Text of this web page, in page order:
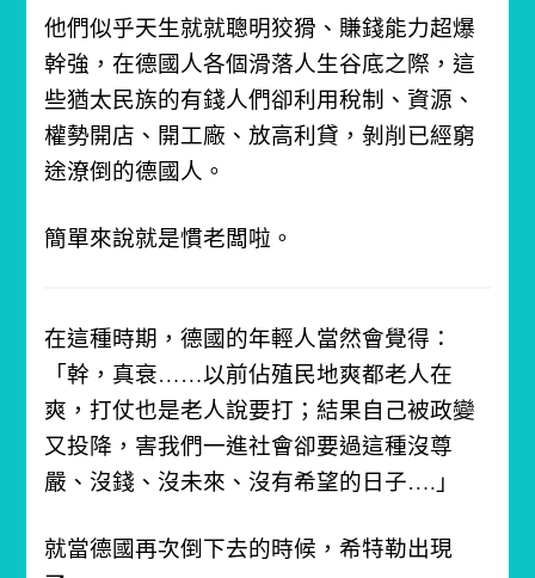
他們似乎天生就就聰明狡猾、賺錢能力超爆
幹強，在德國人各個滑落人生谷底之際，這
些猶太民族的有錢人們卻利用稅制、資源、
權勢開店、開工廠、放高利貸，剝削已經窮
途潦倒的德國人。
簡單來說就是慣老闆啦。
在這種時期，德國的年輕人當然會覺得：
「幹，真衰……以前佔殖民地爽都老人在
爽，打仗也是老人說要打；結果自己被政變
又投降，害我們一進社會卻要過這種沒尊
嚴、沒錢、沒未來、沒有希望的日子….」
就當德國再次倒下去的時候，希特勒出現